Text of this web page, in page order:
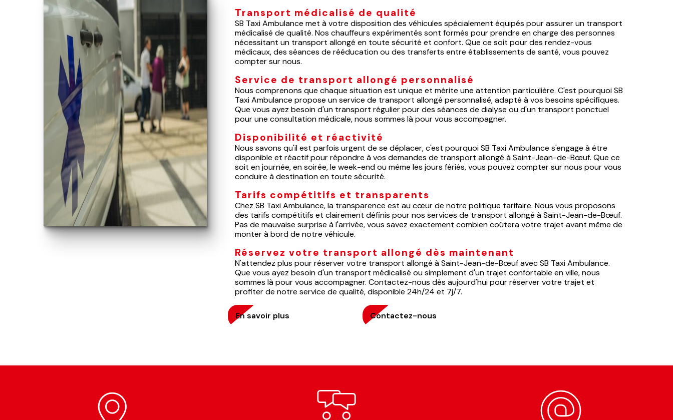
Transport médicalisé de qualité
SB Taxi Ambulance met à votre disposition des véhicules spécialement équipés pour assurer un transport
médicalisé de qualité. Nos chauffeurs expérimentés sont formés pour prendre en charge des personnes
nécessitant un transport allongé en toute sécurité et confort. Que ce soit pour des rendez-vous
médicaux, des séances de rééducation ou des transferts entre établissements de santé, vous pouvez
compter sur nous.
Service de transport allongé personnalisé
Nous comprenons que chaque situation est unique et mérite une attention particulière. C'est pourquoi SB
Taxi Ambulance propose un service de transport allongé personnalisé, adapté à vos besoins spécifiques.
Que vous ayez besoin d'un transport régulier pour des séances de dialyse ou d'un transport ponctuel
pour une consultation médicale, nous sommes là pour vous accompagner.
Disponibilité et réactivité
Nous savons qu'il est parfois urgent de se déplacer, c'est pourquoi SB Taxi Ambulance s'engage à être
disponible et réactif pour répondre à vos demandes de transport allongé à Saint-Jean-de-Bœuf. Que ce
soit en journée, en soirée, le week-end ou même les jours fériés, vous pouvez compter sur nous pour vous
conduire à destination en toute sécurité.
Tarifs compétitifs et transparents
Chez SB Taxi Ambulance, la transparence est au cœur de notre politique tarifaire. Nous vous proposons
des tarifs compétitifs et clairement définis pour nos services de transport allongé à Saint-Jean-de-Bœuf.
Pas de mauvaise surprise à l'arrivée, vous savez exactement combien coûtera votre trajet avant même de
monter à bord de notre véhicule.
Réservez votre transport allongé dès maintenant
N'attendez plus pour réserver votre transport allongé à Saint-Jean-de-Bœuf avec SB Taxi Ambulance.
Que vous ayez besoin d'un transport médicalisé ou simplement d'un trajet confortable en ville, nous
sommes là pour vous accompagner. Contactez-nous dès aujourd'hui pour réserver votre trajet et
profiter de notre service de qualité, disponible 24h/24 et 7j/7.
En savoir plus Contactez-nous